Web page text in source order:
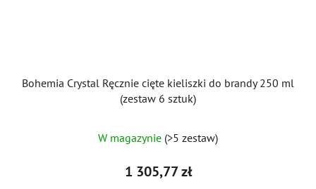
Bohemia Crystal Ręcznie cięte kieliszki do brandy 250 ml
(zestaw 6 sztuk)
W magazynie (>5 zestaw)
1 305,77 zł